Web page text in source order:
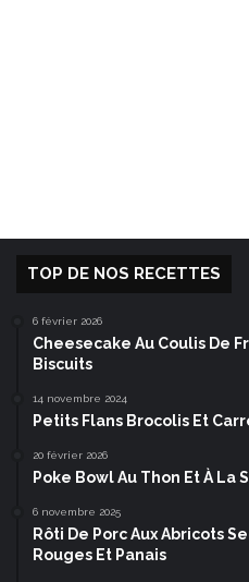
TOP DE NOS RECETTES
6 février 2026
Cheesecake Au Coulis De
Biscuits
14 novembre 2024
Petits Flans Brocolis Et
20 février 2026
Poke Bowl Au Thon Et À La
6 novembre 2025
Rôti De Porc Aux Abricots
Rouges Et Panais